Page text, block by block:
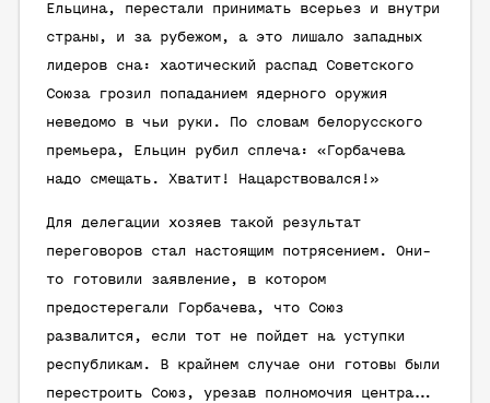
Ельцина, перестали принимать всерьез и внутри
страны, и за рубежом, а это лишало западных
лидеров сна: хаотический распад Советского
Союза грозил попаданием ядерного оружия
неведомо в чьи руки. По словам белорусского
премьера, Ельцин рубил сплеча: «Горбачева
надо смещать. Хватит! Нацарствовался!»
Для делегации хозяев такой результат
переговоров стал настоящим потрясением. Они-
то готовили заявление, в котором
предостерегали Горбачева, что Союз
развалится, если тот не пойдет на уступки
республикам. В крайнем случае они готовы были
перестроить Союз, урезав полномочия центра…